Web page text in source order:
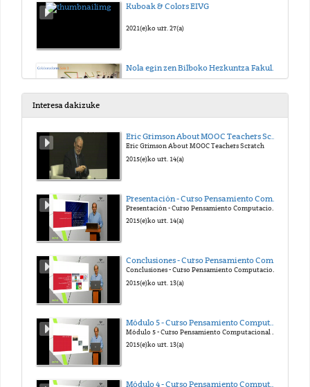
Kuboak & Colors EIVG
2021(e)ko urr. 27(a)
Nola egin zen Bilboko Hezkuntza Fakultateko Kubo Ireki Osatugabeak instalazioa
Interesa dakizuke
Eric Grimson About MOOC Teachers Scratch
Eric Grimson About MOOC Teachers Scratch
2015(e)ko urt. 14(a)
Presentación - Curso Pensamiento Computacional en la Escuela
2015(e)ko urt. 14(a)
Conclusiones - Curso Pensamiento Computacional en la Escuela
Conclusiones - Curso Pensamiento Computacional en la Escuela
2015(e)ko urt. 13(a)
Módulo 5 - Curso Pensamiento Computacional en la Escuela
2015(e)ko urt. 13(a)
Módulo 4 - Curso Pensamiento Computacional en la Escuela